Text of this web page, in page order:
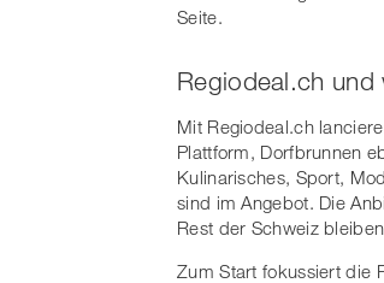
Seite.
Regiodeal.ch
Mit Regiodeal.ch
Plattform, Dorfbrunnen
Kulinarisches, Sport,
sind im Angebot. Die
Rest der Schweiz
Zum Start fokussiert die